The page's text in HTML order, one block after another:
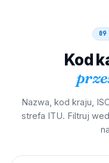
09
Kod
Nazwa, kod kraju,
strefa ITU. Filtruj